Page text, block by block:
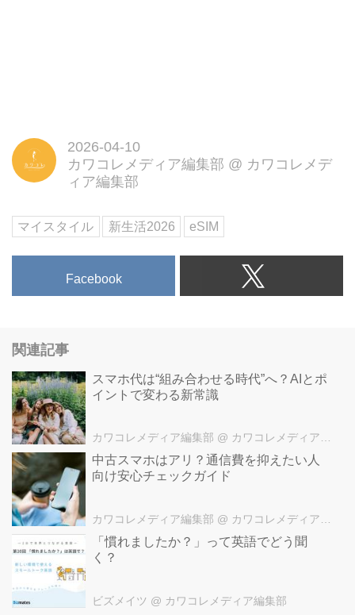
2026-04-10
カワコレメディア編集部 @ カワコレメデ
ィア編集部
マイスタイル 新生活2026 eSIM
Facebook
関連記事
スマホ代は“組み合わせる時代”へ？AIとポ
イントで変わる新常識
カワコレメディア編集部 @ カワコレメディア編集部
中古スマホはアリ？通信費を抑えたい人
向け安心チェックガイド
カワコレメディア編集部 @ カワコレメディア編集部
「慣れましたか？」って英語でどう聞
く？
ビズメイツ @ カワコレメディア編集部